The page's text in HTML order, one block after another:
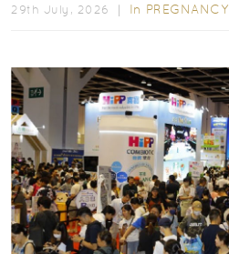
29th July, 2026 ｜ In PREGNANCY